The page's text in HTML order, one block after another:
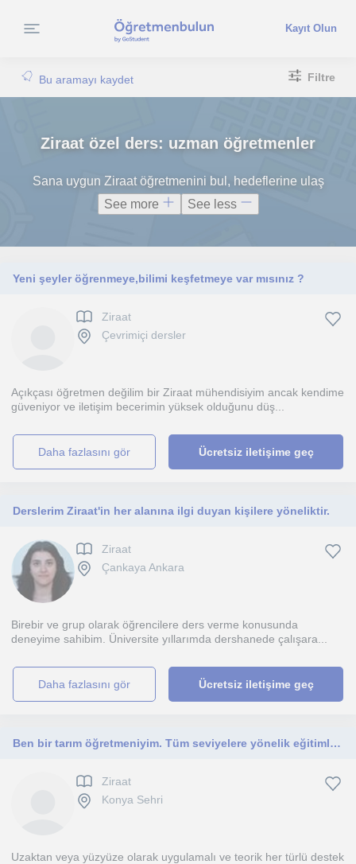
Kayıt Olun
Bu aramayı kaydet Filtre
Ziraat özel ders: uzman öğretmenler
Sana uygun Ziraat öğretmenini bul, hedeflerine ulaş
See more
See less
Yeni şeyler öğrenmeye,bilimi keşfetmeye var mısınız ?
Ziraat
Çevrimiçi dersler
Açıkçası öğretmen değilim bir Ziraat mühendisiyim ancak kendime
güveniyor ve iletişim becerimin yüksek olduğunu düş...
daha fazlasını gör Ücretsiz iletişime geç
Derslerim Ziraat'in her alanına ilgi duyan kişilere yöneliktir.
Ziraat
Çankaya Ankara
Birebir ve grup olarak öğrencilere ders verme konusunda
deneyime sahibim. Üniversite yıllarımda dershanede çalışara...
daha fazlasını gör Ücretsiz iletişime geç
Ben bir tarım öğretmeniyim. Tüm seviyelere yönelik eğitimler sunmaktayım.
Ziraat
Konya Sehri
Uzaktan veya yüzyüze olarak uygulamalı ve teorik her türlü destek